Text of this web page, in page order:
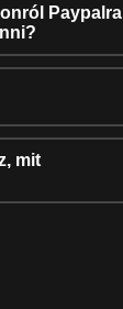
Paypalra
mit